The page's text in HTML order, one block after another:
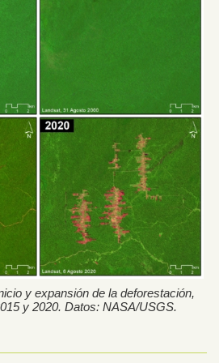
y expansión de la deforestación,
y 2020. Datos: NASA/USGS.